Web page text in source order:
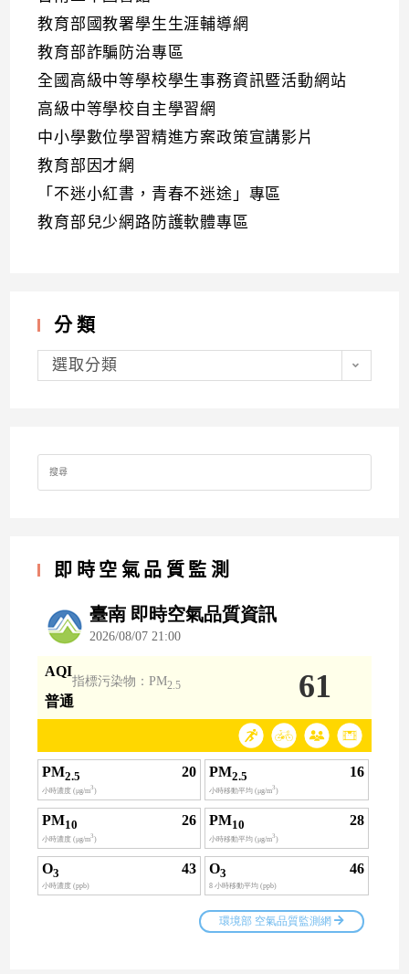
教育部國教署學生生涯輔導網
教育部詐騙防治專區
全國高級中等學校學生事務資訊暨活動網站
高級中等學校自主學習網
中小學數位學習精進方案政策宣講影片
教育部因才網
「不迷小紅書，青春不迷途」專區
教育部兒少網路防護軟體專區
分類
分
類選取分類
Search
for:
即時空氣品質監測